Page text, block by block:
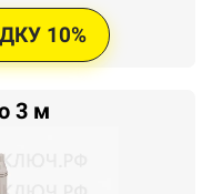
10%
3 м